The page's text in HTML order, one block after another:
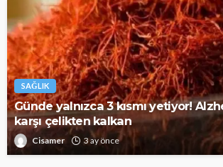
SAĞLIK
Günde yalnızca 3 kısmı yetiyor!
karşı çelikten kalkan
Cisamer 3 ay önce